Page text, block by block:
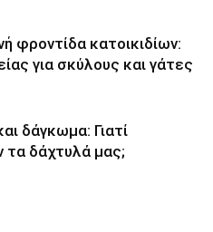
φροντίδα κατοικιδίων:
για σκύλους και γάτες
δάγκωμα: Γιατί
τα δάχτυλά μας;